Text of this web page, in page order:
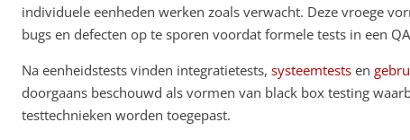
individuele eenheden werken zoals verwacht. Deze vroege
bugs en defecten op te sporen voordat formele tests in een
Na eenheidstests vinden integratietests,systeemtests en
doorgaans beschouwd als vormen van black box testing
testtechnieken worden toegepast.